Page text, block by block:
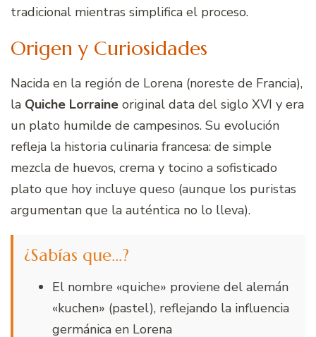
tradicional mientras simplifica el proceso.
Origen y Curiosidades
Nacida en la región de Lorena (noreste de Francia),
la Quiche Lorraine original data del siglo XVI y era
un plato humilde de campesinos. Su evolución
refleja la historia culinaria francesa: de simple
mezcla de huevos, crema y tocino a sofisticado
plato que hoy incluye queso (aunque los puristas
argumentan que la auténtica no lo lleva).
¿Sabías que…?
El nombre «quiche» proviene del alemán
«kuchen» (pastel), reflejando la influencia
germánica en Lorena